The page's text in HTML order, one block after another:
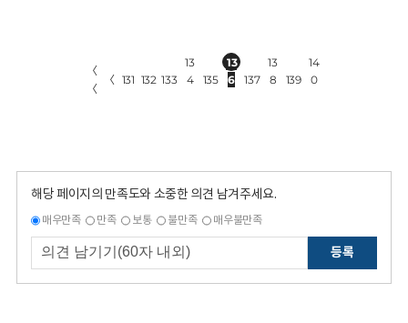
〈
〈
〈 131 132 133
13
4
135
13
6
137
13
8
139
14
0
해당 페이지의 만족도와 소중한 의견 남겨주세요.
매우만족 만족 보통 불만족 매우불만족
등록